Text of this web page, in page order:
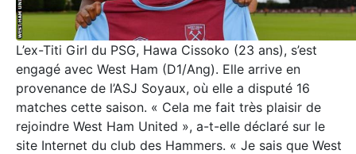
L’ex-Titi Girl du PSG, Hawa Cissoko (23 ans), s’est
engagé avec West Ham (D1/Ang). Elle arrive en
provenance de l’ASJ Soyaux, où elle a disputé 16
matches cette saison. « Cela me fait très plaisir de
rejoindre West Ham United », a-t-elle déclaré sur le
site Internet du club des Hammers. « Je sais que West